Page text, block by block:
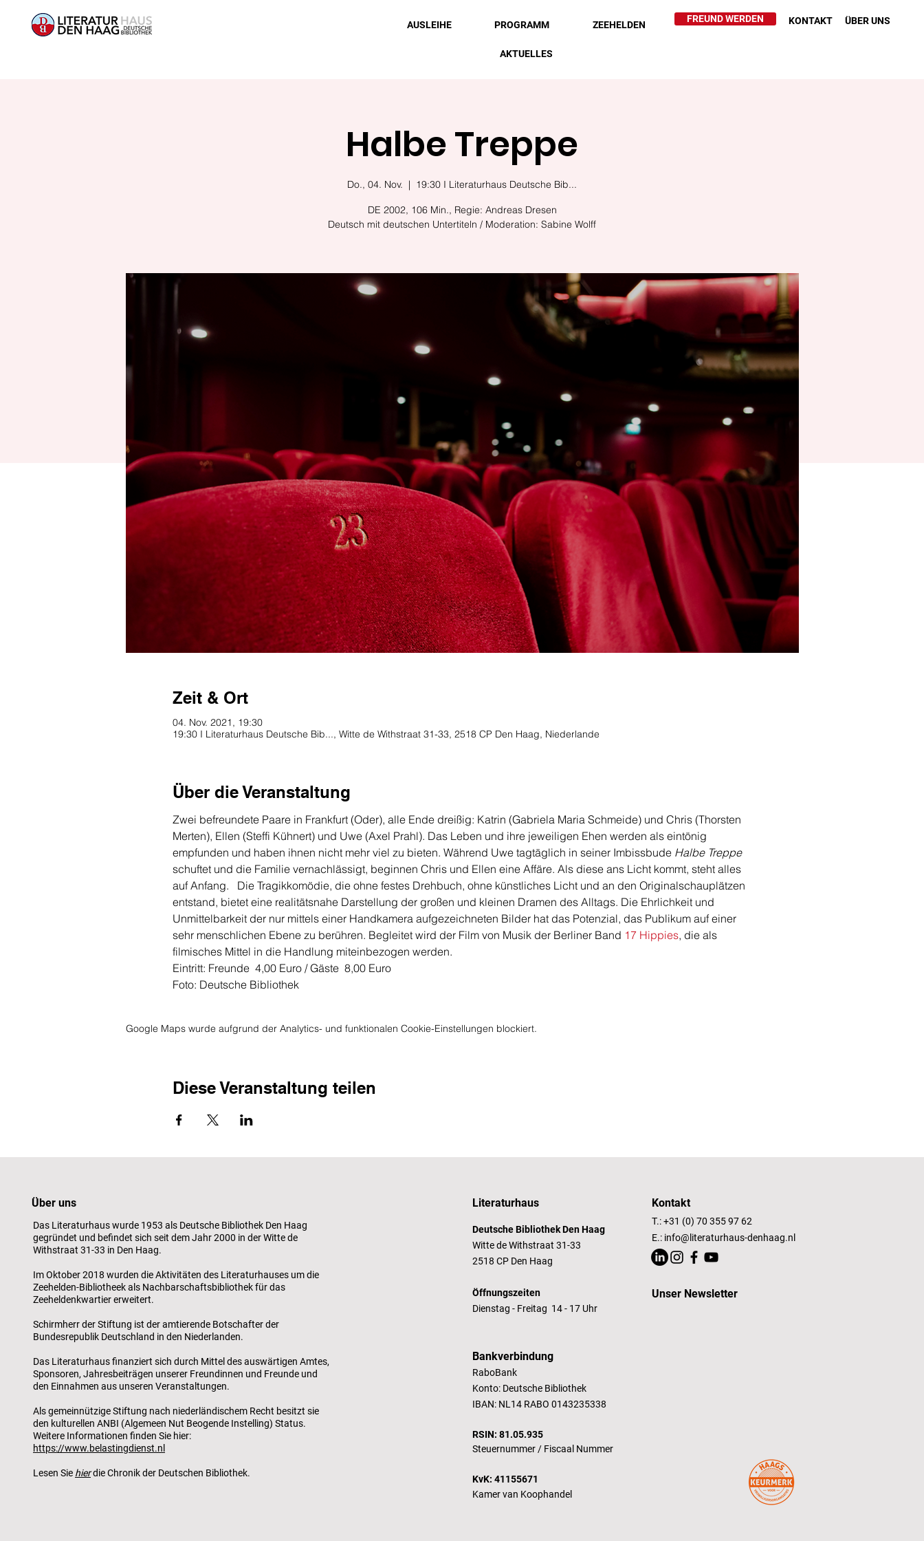
AUSLEIHE PROGRAMM ZEEHELDEN
AKTUELLES
FREUND WERDEN KONTAKT ÜBER UNS
Halbe Treppe
Do., 04. Nov.
  |
19:30 I Literaturhaus Deutsche Bib...
DE 2002, 106 Min., Regie: Andreas Dresen
Deutsch mit deutschen Untertiteln / Moderation: Sabine Wolff
Zeit & Ort
04. Nov. 2021, 19:30
19:30 I Literaturhaus Deutsche Bib..., Witte de Withstraat 31-33, 2518 CP Den Haag, Niederlande
Über die Veranstaltung
Zwei befreundete Paare in Frankfurt (Oder), alle Ende dreißig: Katrin (Gabriela Maria Schmeide) und Chris (Thorsten
Merten), Ellen (Steffi Kühnert) und Uwe (Axel Prahl). Das Leben und ihre jeweiligen Ehen werden als eintönig
empfunden und haben ihnen nicht mehr viel zu bieten. Während Uwe tagtäglich in seiner Imbissbude Halbe Treppe
schuftet und die Familie vernachlässigt, beginnen Chris und Ellen eine Affäre. Als diese ans Licht kommt, steht alles
auf Anfang.   Die Tragikkomödie, die ohne festes Drehbuch, ohne künstliches Licht und an den Originalschauplätzen
entstand, bietet eine realitätsnahe Darstellung der großen und kleinen Dramen des Alltags. Die Ehrlichkeit und
Unmittelbarkeit der nur mittels einer Handkamera aufgezeichneten Bilder hat das Potenzial, das Publikum auf einer
sehr menschlichen Ebene zu berühren. Begleitet wird der Film von Musik der Berliner Band 17 Hippies, die als
filmisches Mittel in die Handlung miteinbezogen werden.
Eintritt: Freunde  4,00 Euro / Gäste  8,00 Euro
Foto: Deutsche Bibliothek
Google Maps wurde aufgrund der Analytics- und funktionalen Cookie-Einstellungen blockiert.
Diese Veranstaltung teilen
Über uns
Das Literaturhaus wurde 1953 als Deutsche Bibliothek Den Haag
gegründet und befindet sich seit dem Jahr 2000 in der Witte de
Withstraat 31-33 in Den Haag.
Im Oktober 2018 wurden die Aktivitäten des Literaturhauses um die
Zeehelden-Bibliotheek als Nachbarschaftsbibliothek für das
Zeeheldenkwartier erweitert.
Schirmherr der Stiftung ist der amtierende Botschafter der
Bundesrepublik Deutschland in den Niederlanden.
Das Literaturhaus finanziert sich durch Mittel des auswärtigen Amtes,
Sponsoren, Jahresbeiträgen unserer Freundinnen und Freunde und
den Einnahmen aus unseren Veranstaltungen.
Als gemeinnützige Stiftung nach niederländischem Recht besitzt sie
den kulturellen ANBI (Algemeen Nut Beogende Instelling) Status.
Weitere Informationen finden Sie hier:
https://www.belastingdienst.nl
Lesen Sie hierdie Chronik der Deutschen Bibliothek.
Literaturhaus
Deutsche Bibliothek Den Haag
Witte de Withstraat 31-33
2518 CP Den Haag
Öffnungszeiten
Dienstag - Freitag 14 - 17 Uhr
Bankverbindung
RaboBank
Konto: Deutsche Bibliothek
IBAN: NL14 RABO 0143235338
RSIN: 81.05.935
Steuernummer / Fiscaal Nummer
KvK: 41155671
Kamer van Koophandel
Kontakt
T.: +31 (0) 70 355 97 62
E.: info@literaturhaus-denhaag.nl
Unser Newsletter